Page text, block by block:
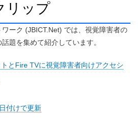
)
リップ
ーク (JBICT.Net) では、視覚障害者の
題を集めて紹介しています。
とFire TVに視覚障害者向けアクセシ
付けで更新